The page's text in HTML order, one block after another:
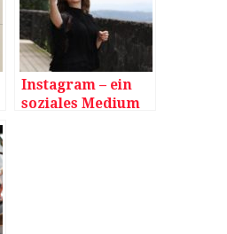
Instagram – ein
soziales Medium